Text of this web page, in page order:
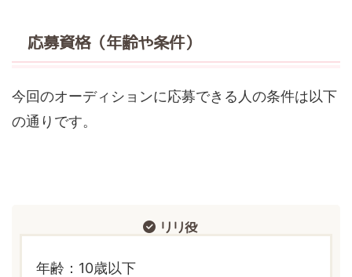
応募資格（年齢や条件）
今回のオーディションに応募できる人の条件は以下
の通りです。
リリ役
年齢：10歳以下